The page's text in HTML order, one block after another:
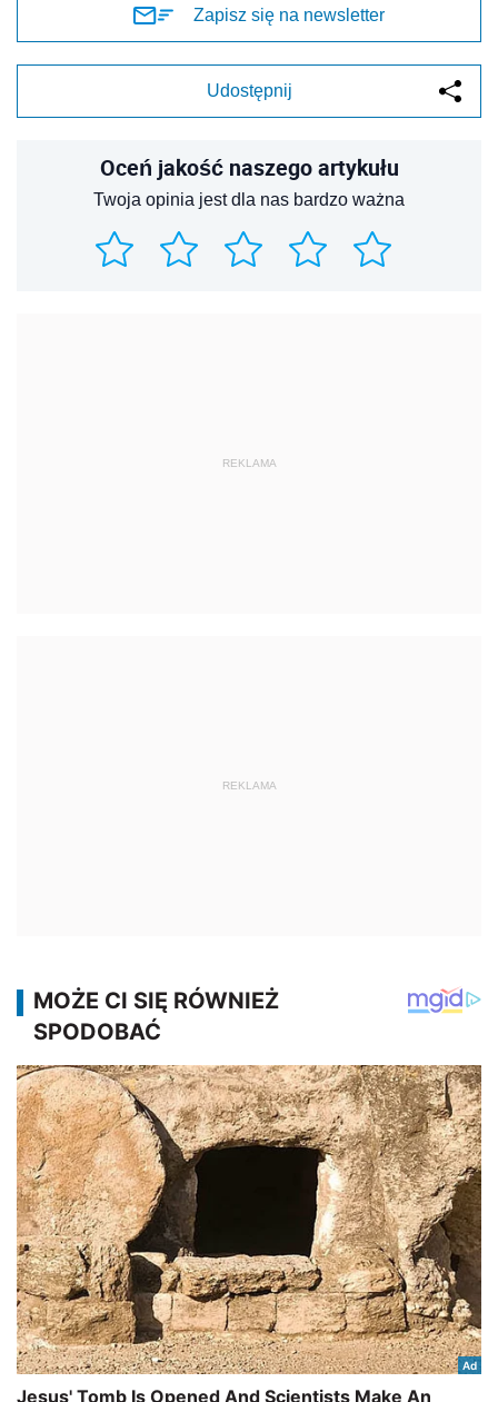
Zapisz się na newsletter
Udostępnij
Oceń jakość naszego artykułu
Twoja opinia jest dla nas bardzo ważna
REKLAMA
REKLAMA